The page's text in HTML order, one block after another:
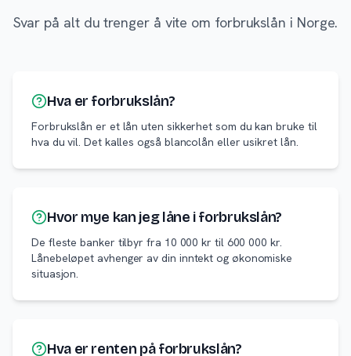
Svar på alt du trenger å vite om forbrukslån i Norge.
Hva er forbrukslån?
Forbrukslån er et lån uten sikkerhet som du kan bruke til
hva du vil. Det kalles også blancolån eller usikret lån.
Hvor mye kan jeg låne i forbrukslån?
De fleste banker tilbyr fra 10 000 kr til 600 000 kr.
Lånebeløpet avhenger av din inntekt og økonomiske
situasjon.
Hva er renten på forbrukslån?